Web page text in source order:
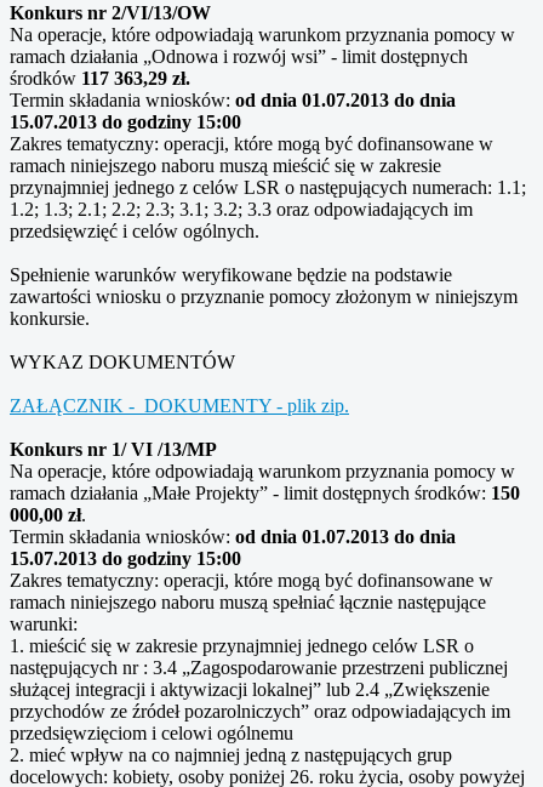
Konkurs nr 2/VI/13/OW
Na operacje, które odpowiadają warunkom przyznania pomocy w
ramach działania „Odnowa i rozwój wsi” - limit dostępnych
środków 117 363,29 zł.
Termin składania wniosków: od dnia 01.07.2013 do dnia
15.07.2013 do godziny 15:00
Zakres tematyczny: operacji, które mogą być dofinansowane w
ramach niniejszego naboru muszą mieścić się w zakresie
przynajmniej jednego z celów LSR o następujących numerach: 1.1;
1.2; 1.3; 2.1; 2.2; 2.3; 3.1; 3.2; 3.3 oraz odpowiadających im
przedsięwzięć i celów ogólnych.
Spełnienie warunków weryfikowane będzie na podstawie
zawartości wniosku o przyznanie pomocy złożonym w niniejszym
konkursie.
WYKAZ DOKUMENTÓW
ZAŁĄCZNIK - DOKUMENTY - plik zip.
Konkurs nr 1/ VI /13/MP
Na operacje, które odpowiadają warunkom przyznania pomocy w
ramach działania „Małe Projekty” - limit dostępnych środków: 150
000,00 zł.
Termin składania wniosków: od dnia 01.07.2013 do dnia
15.07.2013 do godziny 15:00
Zakres tematyczny: operacji, które mogą być dofinansowane w
ramach niniejszego naboru muszą spełniać łącznie następujące
warunki:
1. mieścić się w zakresie przynajmniej jednego celów LSR o
następujących nr : 3.4 „Zagospodarowanie przestrzeni publicznej
służącej integracji i aktywizacji lokalnej” lub 2.4 „Zwiększenie
przychodów ze źródeł pozarolniczych” oraz odpowiadających im
przedsięwzięciom i celowi ogólnemu
2. mieć wpływ na co najmniej jedną z następujących grup
docelowych: kobiety, osoby poniżej 26. roku życia, osoby powyżej